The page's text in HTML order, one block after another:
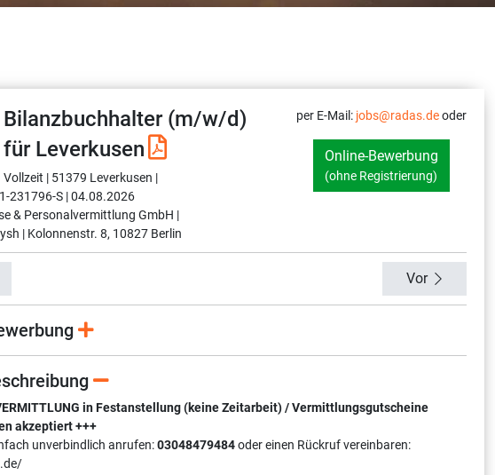
Bilanzbuchhalter (m/w/d)
für Leverkusen
Vollzeit | 51379 Leverkusen |
231796-S |04.08.2026
& Personalvermittlung GmbH |
| Kolonnenstr. 8, 10827 Berlin
per E-Mail: jobs@radas.deoder
Online-Bewerbung
(ohne Registrierung)
Vor
in Festanstellung (keine Zeitarbeit) / Vermittlungsgutscheine
akzeptiert +++
unverbindlich anrufen:03048479484oder einen Rückruf vereinbaren: